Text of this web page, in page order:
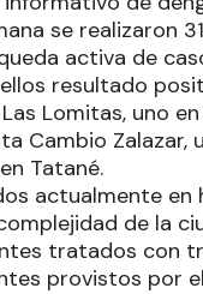
se realizaron
activa de
resultado
Lomitas, uno
Cambio Zalazar,
Tatané.
actualmente en
de la
tratados con
provistos por